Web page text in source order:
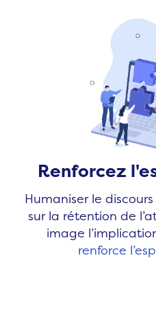
Renforcez
Humaniser le
sur la rétention de
image
renforce